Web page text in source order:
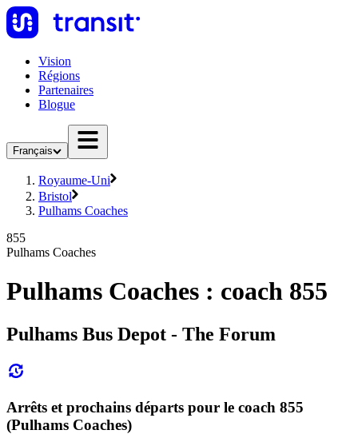
Vision
Régions
Partenaires
Blogue
Français
Royaume-Uni
Bristol
Pulhams Coaches
855
Pulhams Coaches
Pulhams Coaches : coach 855
Pulhams Bus Depot - The Forum
Arrêts et prochains départs pour le coach 855
(Pulhams Coaches)